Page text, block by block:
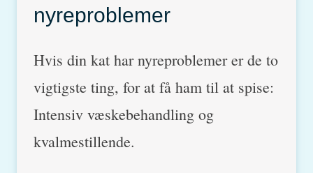
nyreproblemer
Hvis din kat har nyreproblemer er de to
vigtigste ting, for at få ham til at spise:
Intensiv væskebehandling og
kvalmestillende.